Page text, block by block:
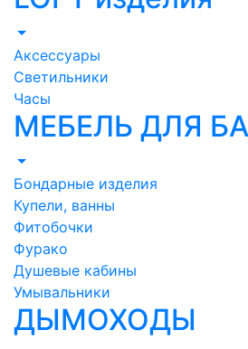
Аксессуары
Светильники
Часы
МЕБЕЛЬ ДЛЯ
Бондарные изделия
Купели, ванны
Фитобочки
Фурако
Душевые кабины
Умывальники
ДЫМОХОДЫ